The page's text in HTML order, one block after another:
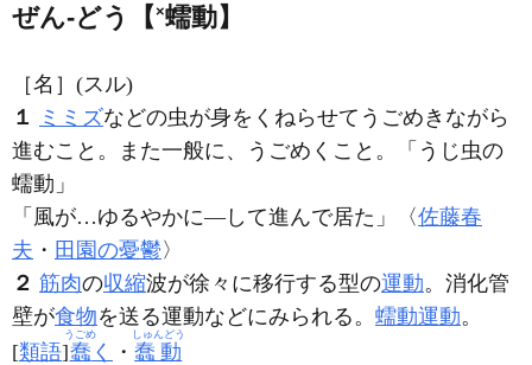
ぜん‐どう【 ×蠕動】
［名］ (スル)
１
ミミズなどの虫が身をくねらせてうごめきながら
進むこと。また一般に、うごめくこと。「うじ虫の
蠕動 」
「風が…ゆるやかに―して進んで居た」〈佐藤春
夫 ・ 田園の憂鬱 〉
２ 筋肉の収縮波が徐々に移行する型の運動。消化管
壁が食物を送る運動などにみられる。 蠕動運動。
[類語]蠢
うごめ
く ・ 蠢動
しゅんどう